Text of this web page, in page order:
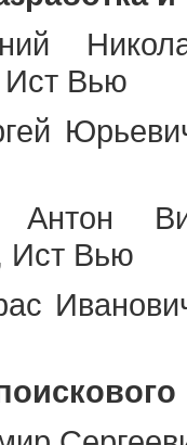
Ист Вью
Антон
Ист Вью